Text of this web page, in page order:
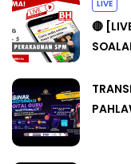
LIVE
🔴